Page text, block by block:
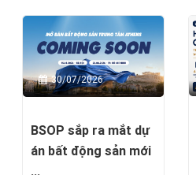
thành phố khoảng 20–30
phút di chuyển là Piraeus
– cảng biển lớn nhất Hy
Lạp, một trong những
trung tâm hàng hải quan
khu vực đang chuyển
mình mạnh mẽ nhờ sự
30/07/2026
BSOP sắp ra mắt dự
án bất động sản mới
...